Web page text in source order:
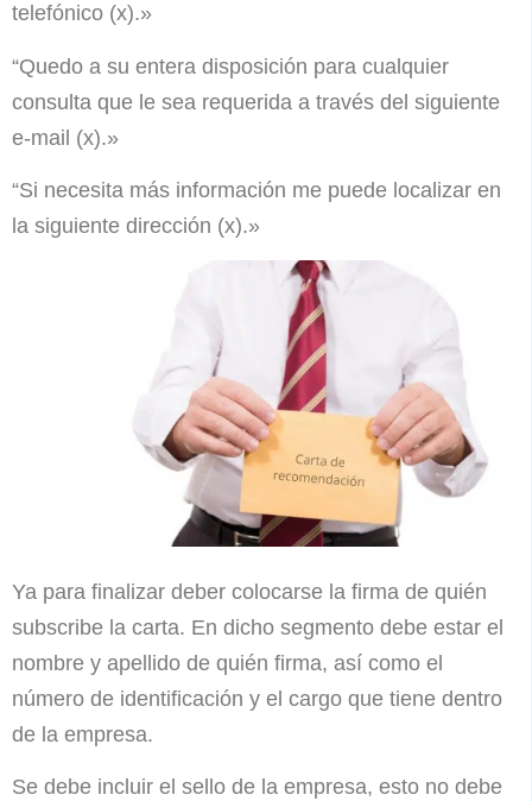
telefónico (x).»
“Quedo a su entera disposición para cualquier
consulta que le sea requerida a través del siguiente
e-mail (x).»
“Si necesita más información me puede localizar en
la siguiente dirección (x).»
Ya para finalizar deber colocarse la firma de quién
subscribe la carta. En dicho segmento debe estar el
nombre y apellido de quién firma, así como el
número de identificación y el cargo que tiene dentro
de la empresa.
Se debe incluir el sello de la empresa, esto no debe